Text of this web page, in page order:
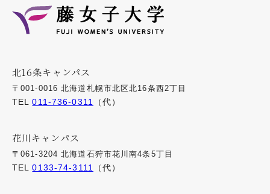
北16条キャンパス
〒001-0016 北海道札幌市北区北16条西2丁目
TEL011-736-0311 （代）
花川キャンパス
〒061-3204 北海道石狩市花川南4条5丁目
TEL0133-74-3111 （代）